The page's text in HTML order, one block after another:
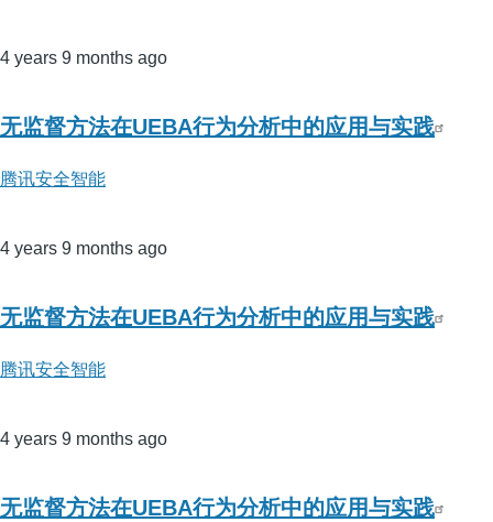
4 years 9 months ago
无监督方法在UEBA行为分析中的应用与实践
腾讯安全智能
4 years 9 months ago
无监督方法在UEBA行为分析中的应用与实践
腾讯安全智能
4 years 9 months ago
无监督方法在UEBA行为分析中的应用与实践